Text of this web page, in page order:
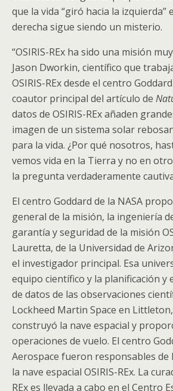
que la vida “giró hacia la izquierda”
derecha sigue siendo un misterio.
“OSIRIS-REx ha sido una misión
Jason Dworkin, científico que
OSIRIS-REx desde el centro
coautor principal del artículo de
datos de OSIRIS-REx añaden
imagen de un sistema solar
para la vida. ¿Por qué nosotros,
vemos vida en la Tierra y no en
la pregunta verdaderamente
El centro Goddard de la NASA
general de la misión, la ingeniería
garantía y seguridad de la misión
Lauretta, de la Universidad de
el investigador principal. Esa
equipo científico y la planificación y
de datos de las observaciones
Lockheed Martin Space en
construyó la nave espacial y
operaciones de vuelo. El centro
Aerospace fueron responsables de
la nave espacial OSIRIS-REx. La
REx es llevada a cabo en el Centro